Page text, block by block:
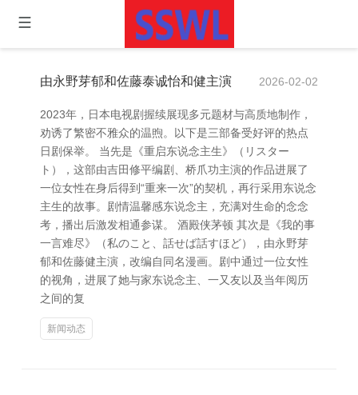
由永野芽郁和佐藤泰诚怡和健主演 2026-02-02
2023年，日本电视剧握续展现多元题材与高质地制作，
劝诱了繁密不雅众的温煦。以下是三部备受好评的热点
日剧保举。 当先是《重启东说念主生》（リスター
ト），这部由吉田修平编剧、桥爪功主演的作品进展了
一位女性在身后得到“重来一次”的契机，再行采用东说念
主生的故事。剧情温馨感东说念主，充满对生命的念念
考，播出后激发相通参谋。 酒殿侠茅顿 其次是《我的事
一言难尽》（私のこと、話せば話すほど），由永野芽
郁和佐藤健主演，改编自同名漫画。剧中通过一位女性
的视角，进展了她与家东说念主、一又友以及当年阅历
之间的复
新闻动态